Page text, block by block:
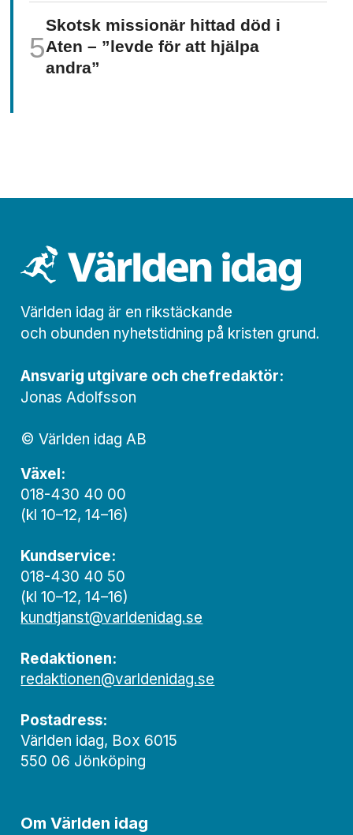
Skotsk missionär hittad död i
Aten – ”levde för att hjälpa
andra”
Världen idag är en rikstäckande
och obunden nyhets­­­tidning på kristen grund.
Ansvarig utgivare och chef­redaktör:
Jonas Adolfsson
© Världen idag AB
Växel:
018-430 40 00
(kl 10–12, 14–16)
Kundservice:
018-430 40 50
(kl 10–12, 14–16)
kundtjanst@varldenidag.se
Redaktionen:
redaktionen@varldenidag.se
Postadress:
Världen idag, Box 6015
550 06 Jönköping
Om Världen idag